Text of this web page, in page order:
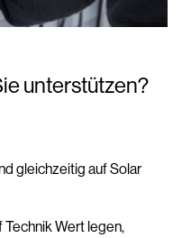
unterstützen?
gleichzeitig auf Solar
Technik Wert legen,